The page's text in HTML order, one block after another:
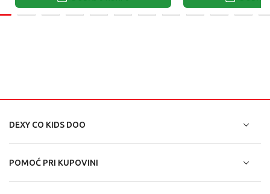
DEXY CO KIDS DOO
POMOĆ PRI KUPOVINI